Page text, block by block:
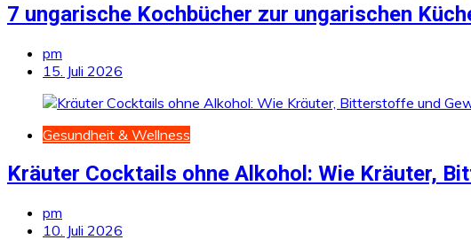
7 ungarische Kochbücher zur ungarischen
pm
15. Juli 2026
Gesundheit & Wellness
Kräuter Cocktails ohne Alkohol: Wie Kräuter,
pm
10. Juli 2026